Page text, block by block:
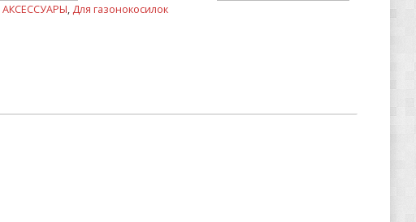
АКСЕССУАРЫ, Для газонокосилок